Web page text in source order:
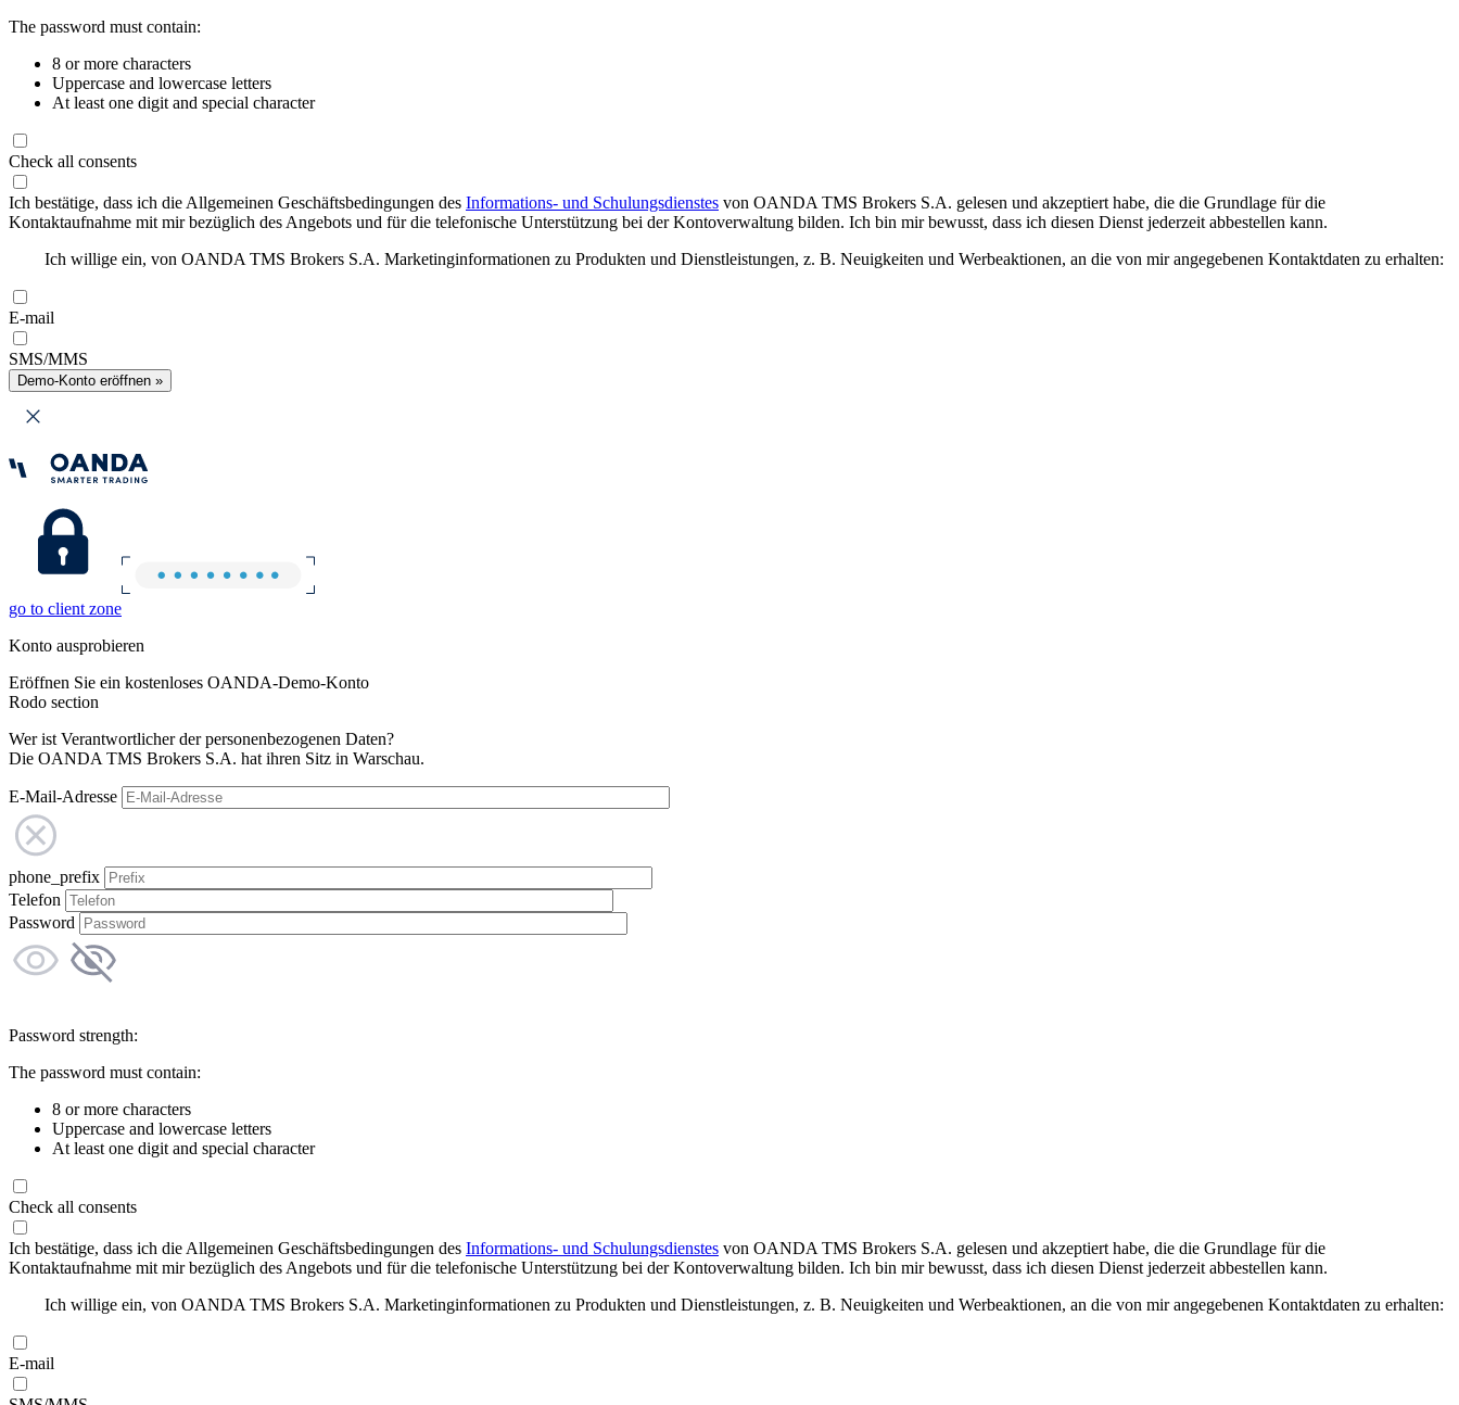
The password must contain:
8 or more characters
Uppercase and lowercase letters
At least one digit and special character
Check all consents
Ich bestätige, dass ich die Allgemeinen Geschäftsbedingungen des Informations- und Schulungsdienstes von OANDA TMS Brokers S.A. gelesen und akzeptiert habe, die die Grundlage für die
Kontaktaufnahme mit mir bezüglich des Angebots und für die telefonische Unterstützung bei der Kontoverwaltung bilden. Ich bin mir bewusst, dass ich diesen Dienst jederzeit abbestellen kann.
Ich willige ein, von OANDA TMS Brokers S.A. Marketinginformationen zu Produkten und Dienstleistungen, z. B. Neuigkeiten und Werbeaktionen, an die von mir angegebenen Kontaktdaten zu erhalten:
E-mail
SMS/MMS
Demo-Konto eröffnen »
go to client zone
Konto ausprobieren
Eröffnen Sie ein kostenloses OANDA-Demo-Konto
Rodo section
Wer ist Verantwortlicher der personenbezogenen Daten?
Die OANDA TMS Brokers S.A. hat ihren Sitz in Warschau.
E-Mail-Adresse
phone_prefix
Telefon
Password
Password strength:
The password must contain:
8 or more characters
Uppercase and lowercase letters
At least one digit and special character
Check all consents
Ich bestätige, dass ich die Allgemeinen Geschäftsbedingungen des Informations- und Schulungsdienstes von OANDA TMS Brokers S.A. gelesen und akzeptiert habe, die die Grundlage für die
Kontaktaufnahme mit mir bezüglich des Angebots und für die telefonische Unterstützung bei der Kontoverwaltung bilden. Ich bin mir bewusst, dass ich diesen Dienst jederzeit abbestellen kann.
Ich willige ein, von OANDA TMS Brokers S.A. Marketinginformationen zu Produkten und Dienstleistungen, z. B. Neuigkeiten und Werbeaktionen, an die von mir angegebenen Kontaktdaten zu erhalten:
E-mail